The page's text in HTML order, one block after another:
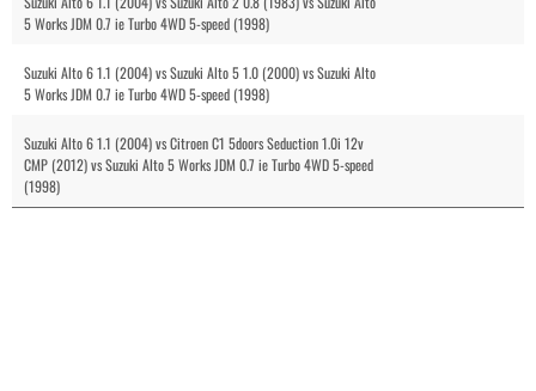
5 Works JDM 0.7 ie Turbo 4WD 5-speed (1998)
Suzuki Alto 6 1.1 (2004) vs Suzuki Alto 5 1.0 (2000) vs Suzuki Alto
5 Works JDM 0.7 ie Turbo 4WD 5-speed (1998)
Suzuki Alto 6 1.1 (2004) vs Citroen C1 5doors Seduction 1.0i 12v
CMP (2012) vs Suzuki Alto 5 Works JDM 0.7 ie Turbo 4WD 5-speed
(1998)